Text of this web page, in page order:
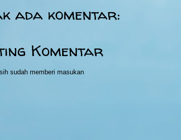
ada komentar:
Komentar
sudah memberi masukan